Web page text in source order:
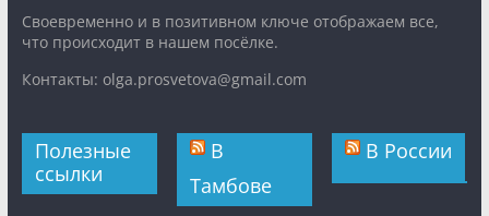
Cвоевременно и в позитивном ключе отображаем все,
что происходит в нашем посёлке.
Контакты: olga.prosvetova@gmail.com
Полезные
ссылки
В
Тамбове
В России